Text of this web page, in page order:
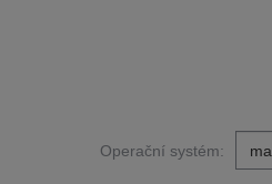
Operační systém: